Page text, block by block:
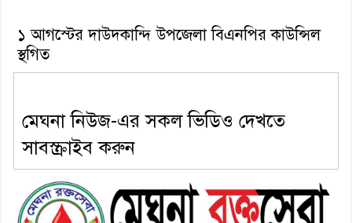
১ আগস্টের দাউদকান্দি উপজেলা বিএনপির কাউন্সিল
স্থগিত
মেঘনা নিউজ-এর সকল ভিডিও দেখতে
সাবস্ক্রাইব করুন